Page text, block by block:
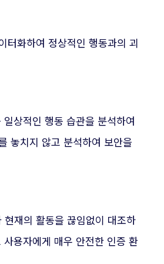
화하여 정상적인 행동과의 괴
상적인 행동 습관을 분석하여
놓치지 않고 분석하여 보안을
재의 활동을 끊임없이 대조하
용자에게 매우 안전한 인증 환